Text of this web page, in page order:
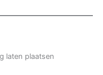
laten plaatsen